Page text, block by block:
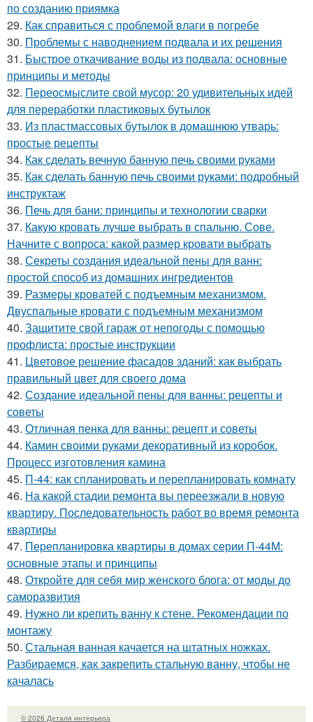
по созданию приямка
29. Как справиться с проблемой влаги в погребе
30. Проблемы с наводнением подвала и их решения
31. Быстрое откачивание воды из подвала: основные
принципы и методы
32. Переосмыслите свой мусор: 20 удивительных идей
для переработки пластиковых бутылок
33. Из пластмассовых бутылок в домашнюю утварь:
простые рецепты
34. Как сделать вечную банную печь своими руками
35. Как сделать банную печь своими руками: подробный
инструктаж
36. Печь для бани: принципы и технологии сварки
37. Какую кровать лучше выбрать в спальню. Сове.
Начните с вопроса: какой размер кровати выбрать
38. Секреты создания идеальной пены для ванн:
простой способ из домашних ингредиентов
39. Размеры кроватей с подъемным механизмом.
Двуспальные кровати с подъемным механизмом
40. Защитите свой гараж от непогоды с помощью
профлиста: простые инструкции
41. Цветовое решение фасадов зданий: как выбрать
правильный цвет для своего дома
42. Создание идеальной пены для ванны: рецепты и
советы
43. Отличная пенка для ванны: рецепт и советы
44. Камин своими руками декоративный из коробок.
Процесс изготовления камина
45. П-44: как спланировать и перепланировать комнату
46. На какой стадии ремонта вы переезжали в новую
квартиру. Последовательность работ во время ремонта
квартиры
47. Перепланировка квартиры в домах серии П-44М:
основные этапы и принципы
48. Откройте для себя мир женского блога: от моды до
саморазвития
49. Нужно ли крепить ванну к стене. Рекомендации по
монтажу
50. Стальная ванная качается на штатных ножках.
Разбираемся, как закрепить стальную ванну, чтобы не
качалась
© 2026 Детали интерьера